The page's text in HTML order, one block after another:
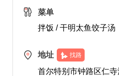
菜单
拌饭 / 干明太鱼饺子汤
地址 找路
首尔特别市钟路区仁